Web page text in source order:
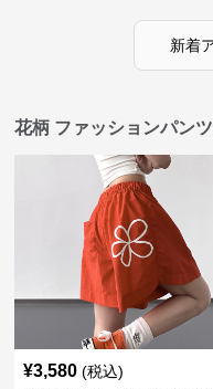
新着
花柄 ファッションパン
¥3,580 (税込)